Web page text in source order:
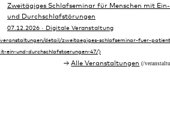
Zweitägiges Schlafseminar für Menschen mit Ein-
und Durchschlafstörungen
07.12.2026 · Digitale Veranstaltung
Alle Veranstaltungen